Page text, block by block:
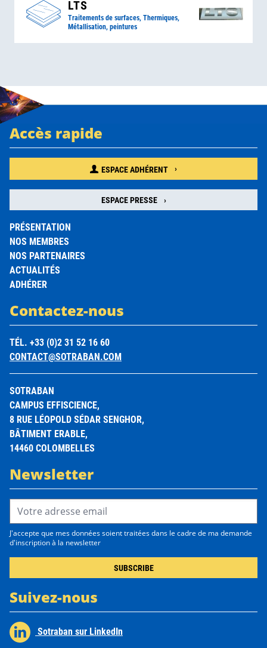
LTS
Traitements de surfaces, Thermiques,
Métallisation, peintures
Accès rapide
ESPACE ADHÉRENT
ESPACE PRESSE
PRÉSENTATION
NOS MEMBRES
NOS PARTENAIRES
ACTUALITÉS
ADHÉRER
Contactez-nous
TÉL. +33 (0)2 31 52 16 60
CONTACT@SOTRABAN.COM
SOTRABAN
CAMPUS EFFISCIENCE,
8 RUE LÉOPOLD SÉDAR SENGHOR,
BÂTIMENT ERABLE,
14460 COLOMBELLES
Newsletter
Email Address*
J'accepte que mes données soient traitées dans le cadre de ma demande
d'inscription à la newsletter
Suivez-nous
Sotraban sur LinkedIn